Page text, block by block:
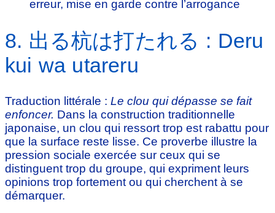
erreur, mise en garde contre l’arrogance
8. 出る杭は打たれる : Deru
kui wa utareru
Traduction littérale : Le clou qui dépasse se fait
enfoncer. Dans la construction traditionnelle
japonaise, un clou qui ressort trop est rabattu pour
que la surface reste lisse. Ce proverbe illustre la
pression sociale exercée sur ceux qui se
distinguent trop du groupe, qui expriment leurs
opinions trop fortement ou qui cherchent à se
démarquer.